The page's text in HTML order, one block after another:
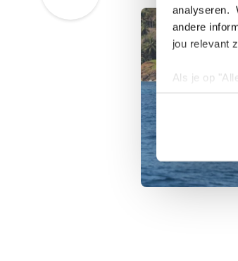
analyseren.
andere
jou relevant
Als je op
cookies wilt